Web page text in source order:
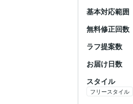
基本対応範囲
無料修正回数
ラフ提案数
お届け日数
スタイル
フリースタイル